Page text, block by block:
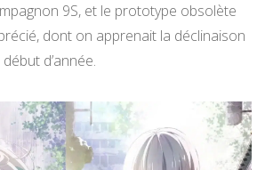
9S, et le prototype obsolète
dont on apprenait la déclinaison
d’année.